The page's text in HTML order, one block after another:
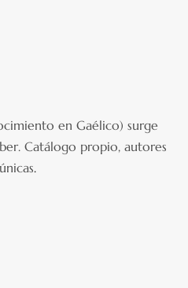
en Gaélico) surge
Catálogo propio, autores
.